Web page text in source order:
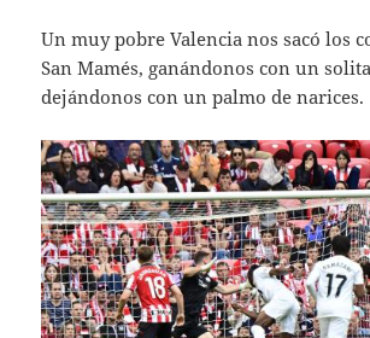
Un muy pobre Valencia nos sacó los
San Mamés, ganándonos con un
dejándonos con un palmo de narices.